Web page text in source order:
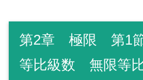
第2章 極限 第1
等比級数 無限等